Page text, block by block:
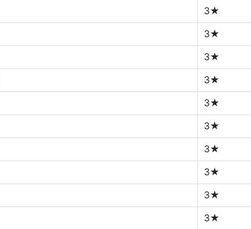
3★
3★
3★
3★
3★
3★
3★
3★
3★
3★